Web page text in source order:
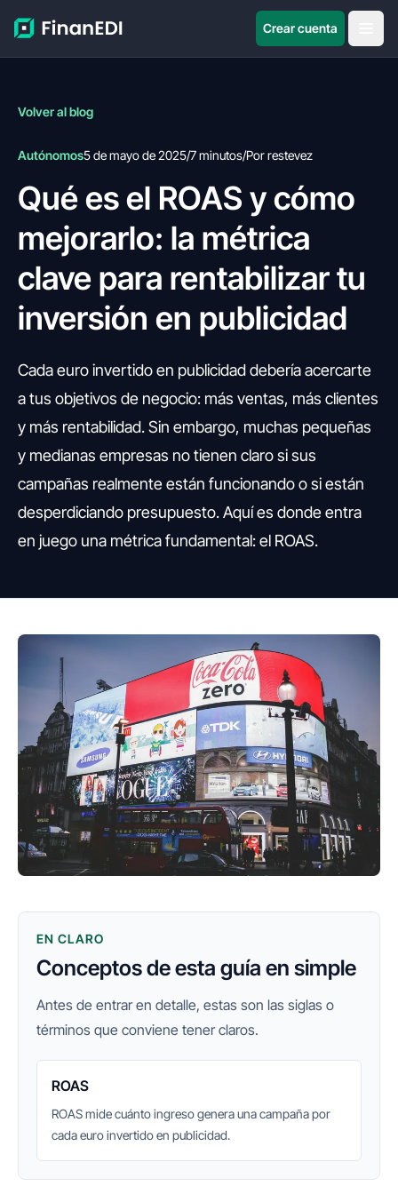
Crear cuenta
Volver al blog
Autónomos5 de mayo de 2025/7 minutos/Por restevez
Qué es el ROAS y cómo
mejorarlo: la métrica
clave para rentabilizar tu
inversión en publicidad
Cada euro invertido en publicidad debería acercarte
a tus objetivos de negocio: más ventas, más clientes
y más rentabilidad. Sin embargo, muchas pequeñas
y medianas empresas no tienen claro si sus
campañas realmente están funcionando o si están
desperdiciando presupuesto. Aquí es donde entra
en juego una métrica fundamental: el ROAS.
EN CLARO
Conceptos de esta guía en simple
Antes de entrar en detalle, estas son las siglas o
términos que conviene tener claros.
ROAS
ROAS mide cuánto ingreso genera una campaña por
cada euro invertido en publicidad.